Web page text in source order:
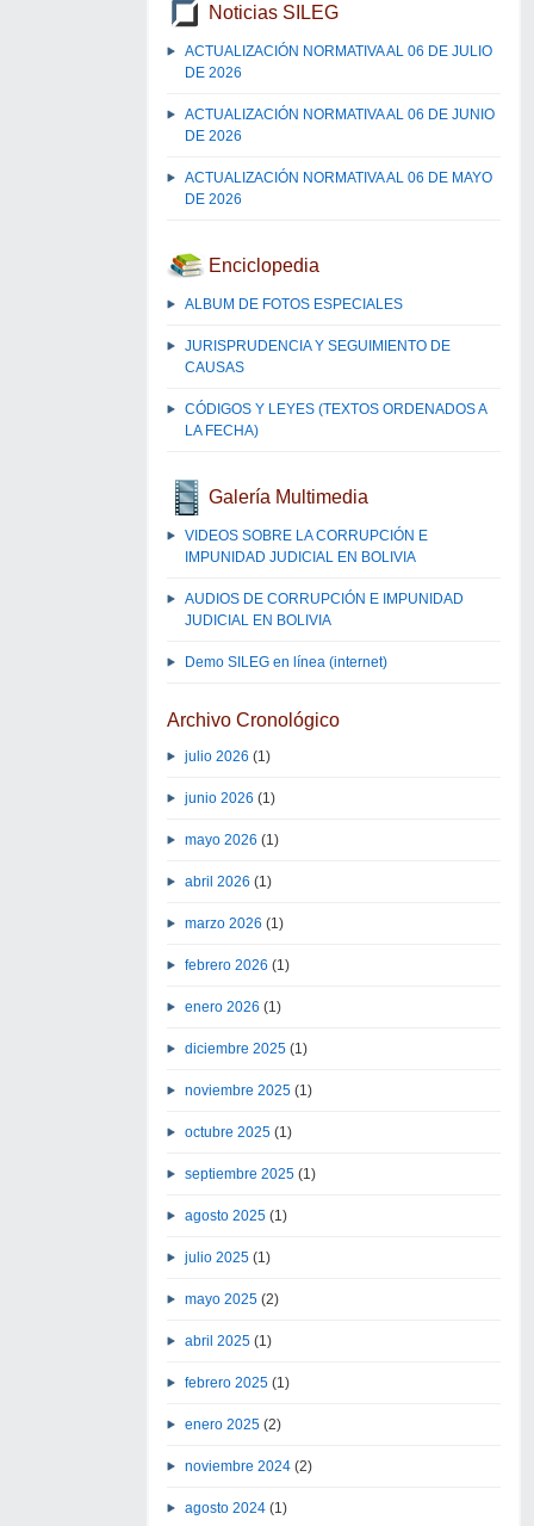
Noticias SILEG
ACTUALIZACIÓN NORMATIVA AL 06 DE JULIO
DE 2026
ACTUALIZACIÓN NORMATIVA AL 06 DE JUNIO
DE 2026
ACTUALIZACIÓN NORMATIVA AL 06 DE MAYO
DE 2026
Enciclopedia
ALBUM DE FOTOS ESPECIALES
JURISPRUDENCIA Y SEGUIMIENTO DE
CAUSAS
CÓDIGOS Y LEYES (TEXTOS ORDENADOS A
LA FECHA)
Galería Multimedia
VIDEOS SOBRE LA CORRUPCIÓN E
IMPUNIDAD JUDICIAL EN BOLIVIA
AUDIOS DE CORRUPCIÓN E IMPUNIDAD
JUDICIAL EN BOLIVIA
Demo SILEG en línea (internet)
Archivo Cronológico
julio 2026 (1)
junio 2026 (1)
mayo 2026 (1)
abril 2026 (1)
marzo 2026 (1)
febrero 2026 (1)
enero 2026 (1)
diciembre 2025(1)
noviembre 2025(1)
octubre 2025(1)
septiembre 2025(1)
agosto 2025(1)
julio 2025(1)
mayo 2025(2)
abril 2025(1)
febrero 2025(1)
enero 2025(2)
noviembre 2024(2)
agosto 2024(1)